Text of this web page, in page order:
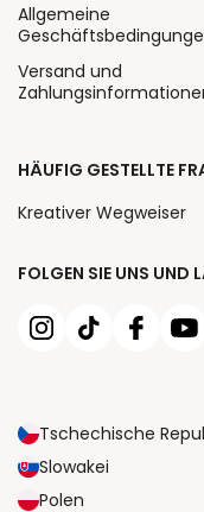
FOLGEN SIE UNS UND
Tschechische
Slowakei
Polen
Allgemeine
Versand und
HÄUFIG GESTELLTE
Kreativer Wegweiser